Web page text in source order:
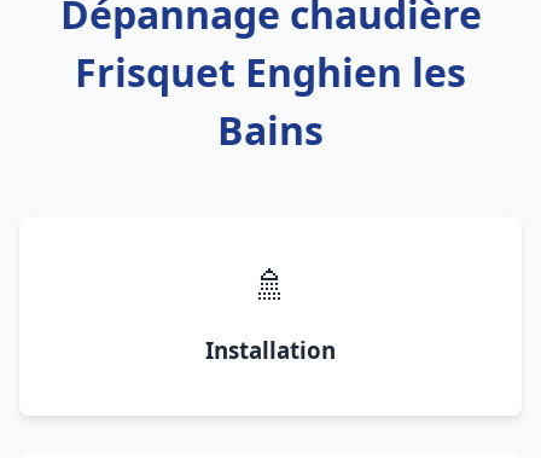
Dépannage chaudière
Frisquet Enghien les
Bains
🚿
Installation